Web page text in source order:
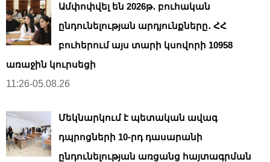
Ամփոփվել են 2026թ․ բուհական
ընդունելության արդյունքները․ ՀՀ
բուհերում այս տարի կսովորի 10958
առաջին կուրսեցի
11:26-05.08.26
Մեկնարկում է պետական ավագ
դպրոցների 10-րդ դասարանի
ընդունելության առցանց հայտագրման